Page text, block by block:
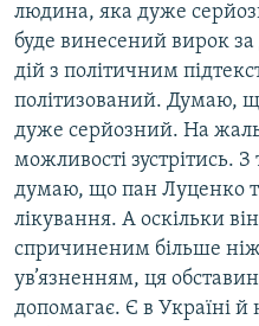
людина, яка дуже
буде винесений вирок за
дій з політичним
політизований. Думаю,
дуже серйозний. На
можливості зустрітись.
думаю, що пан Луценко
лікування. А оскільки
спричиненим більше
ув’язненням, ця
допомагає. Є в Україні